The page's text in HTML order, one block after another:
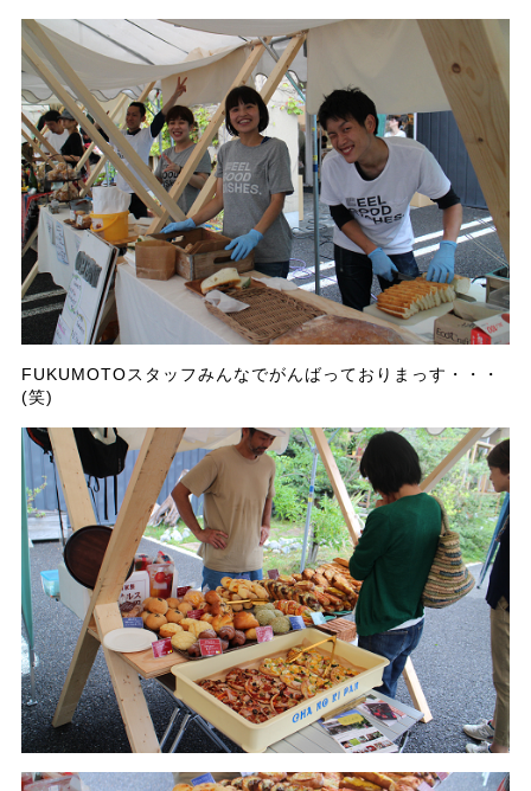
FUKUMOTOスタッフみんなでがんばっておりまっす・・・
(笑)